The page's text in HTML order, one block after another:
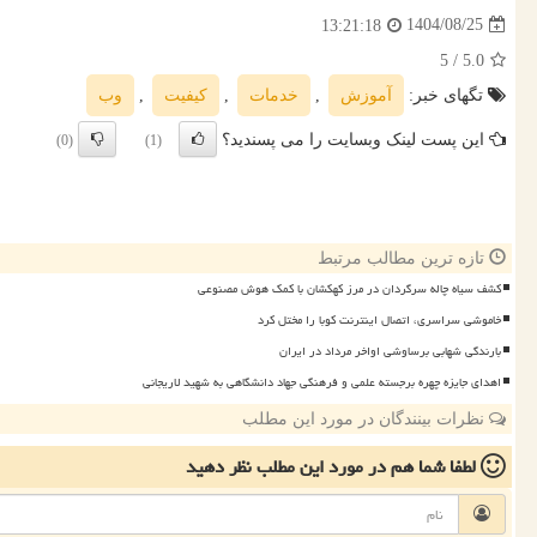
1404/08/25
13:21:18
5.0
/ 5
تگهای خبر:
آموزش , خدمات , كیفیت , وب
این پست لینک وبسایت را می پسندید؟ (1)
(0)
تازه ترین مطالب مرتبط
کشف سیاه چاله سرگردان در مرز کهکشان با کمک هوش مصنوعی
خاموشی سراسری، اتصال اینترنت کوبا را مختل کرد
بارندگی شهابی برساوشی اواخر مرداد در ایران
اهدای جایزه چهره برجسته علمی و فرهنگی جهاد دانشگاهی به شهید لاریجانی
نظرات بینندگان در مورد این مطلب
لطفا شما همدر مورد این مطلبنظر دهید